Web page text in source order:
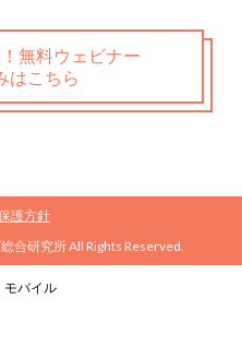
無料ウェビナー
はこちら
合研究所 All Rights Reserved.
護方針
モバイル